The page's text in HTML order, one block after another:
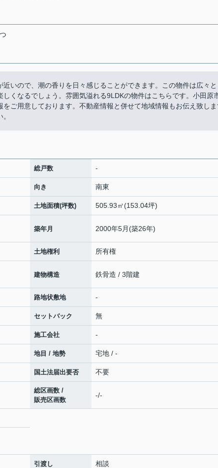
いので、潮の香りを日々感じることができます。この物件は広々
くなるでしょう。雰囲気溢れる9LDKの物件はこちらです。小田原
ご用意しております。不動産情報と併せて地域情報もお伝え致し
総戸数 -
向き 南東
土地面積(坪数) 505.93㎡(153.04坪)
築年月 2000年5月(築26年)
土地権利 所有権
建物構造 鉄骨造 / 3階建
路地状敷地 -
セットバック 無
施工会社 -
地目 / 地勢 宅地 / -
国土法届出要否 不要
総区画数 /
販売区画数
-/-
引渡し 相談